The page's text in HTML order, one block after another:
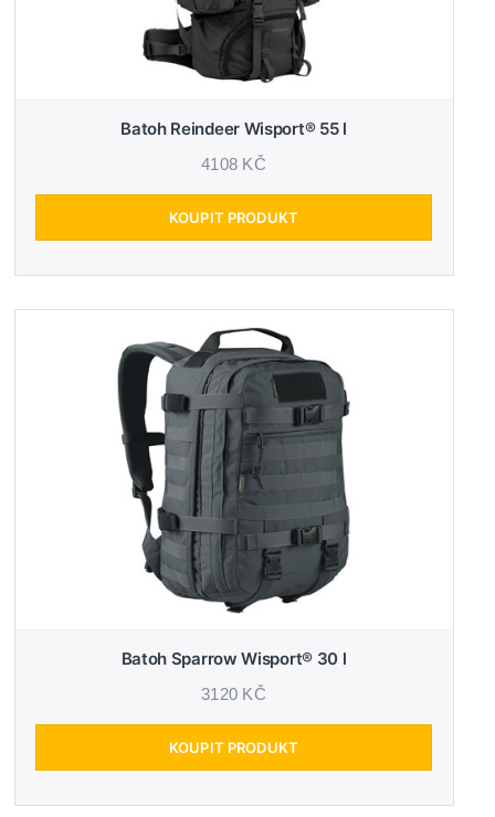
Batoh Reindeer Wisport® 55 l
4108 KČ
KOUPIT PRODUKT
Batoh Sparrow Wisport® 30 l
3120 KČ
KOUPIT PRODUKT